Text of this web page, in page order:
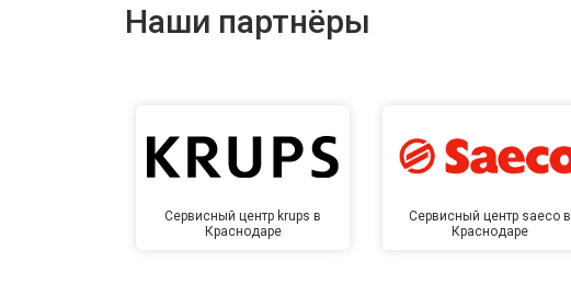
Наши партнёры
Сервисный центр krups в
Краснодаре
Сервисный центр saeco в
Краснодаре